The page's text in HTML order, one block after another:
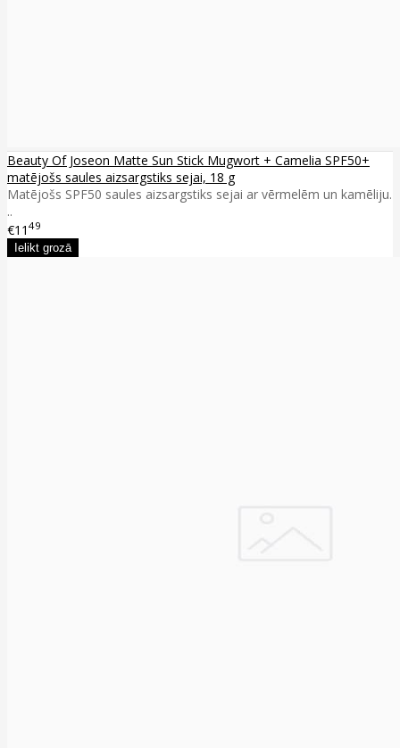
Beauty Of Joseon Matte Sun Stick Mugwort + Camelia SPF50+
matējošs saules aizsargstiks sejai, 18 g
Matējošs SPF50 saules aizsargstiks sejai ar vērmelēm un kamēliju.
..
€11 49